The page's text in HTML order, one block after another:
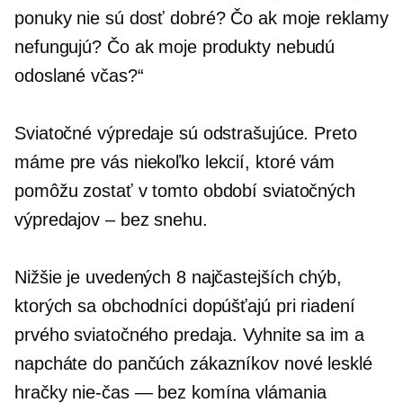
ponuky nie sú dosť dobré? Čo ak moje reklamy
nefungujú? Čo ak moje produkty nebudú
odoslané včas?“
Sviatočné výpredaje sú odstrašujúce. Preto
máme pre vás niekoľko lekcií, ktoré vám
pomôžu zostať v tomto období sviatočných
výpredajov – bez snehu.
Nižšie je uvedených 8 najčastejších chýb,
ktorých sa obchodníci dopúšťajú pri riadení
prvého sviatočného predaja. Vyhnite sa im a
napcháte do pančúch zákazníkov nové lesklé
hračky nie-čas— bez komínavlámania